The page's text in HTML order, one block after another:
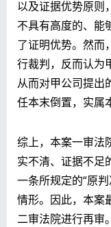
以及证据优势原则
不具有高度的、能
了证明优势。然而
行裁判，反而认为
从而对甲公司提出
任本末倒置，实属
综上，本案一审法
实不清、证据不足
一条所规定的“原
情形。因此，本案
二审法院进行再审。